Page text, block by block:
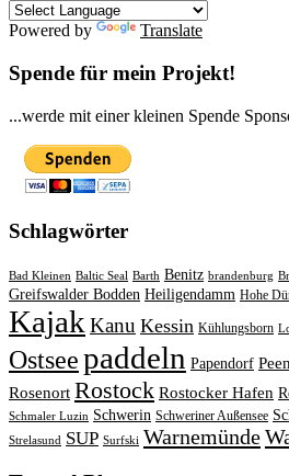
Powered by Translate
Spende für mein Projekt!
...werde mit einer kleinen Spende
Schlagwörter
Bad Kleinen Baltic Seal Barth Benitz brandenburg
Greifswalder Bodden Heiligendamm Hohe
Kajak Kanu Kessin Kühlungsborn
Ostseepaddeln Papendorf
Rosenort Rostock Rostocker Hafen
Schmaler Luzin Schwerin Schweriner Außensee
Strelasund SUP Surfski Warnemünde